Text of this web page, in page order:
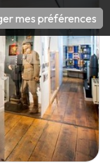
POUR CET
mes préférences